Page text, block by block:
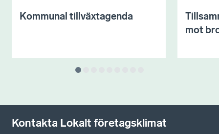
Kommunal tillväxtagenda
mot
Kontakta Lokalt företagsklimat